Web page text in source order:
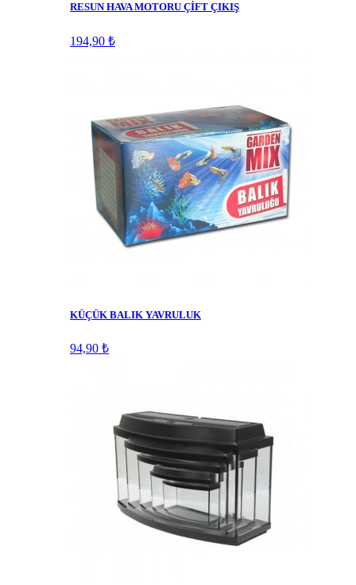
RESUN HAVA MOTORU ÇİFT ÇIKIŞ
194,90 ₺
KÜÇÜK BALIK YAVRULUK
94,90 ₺